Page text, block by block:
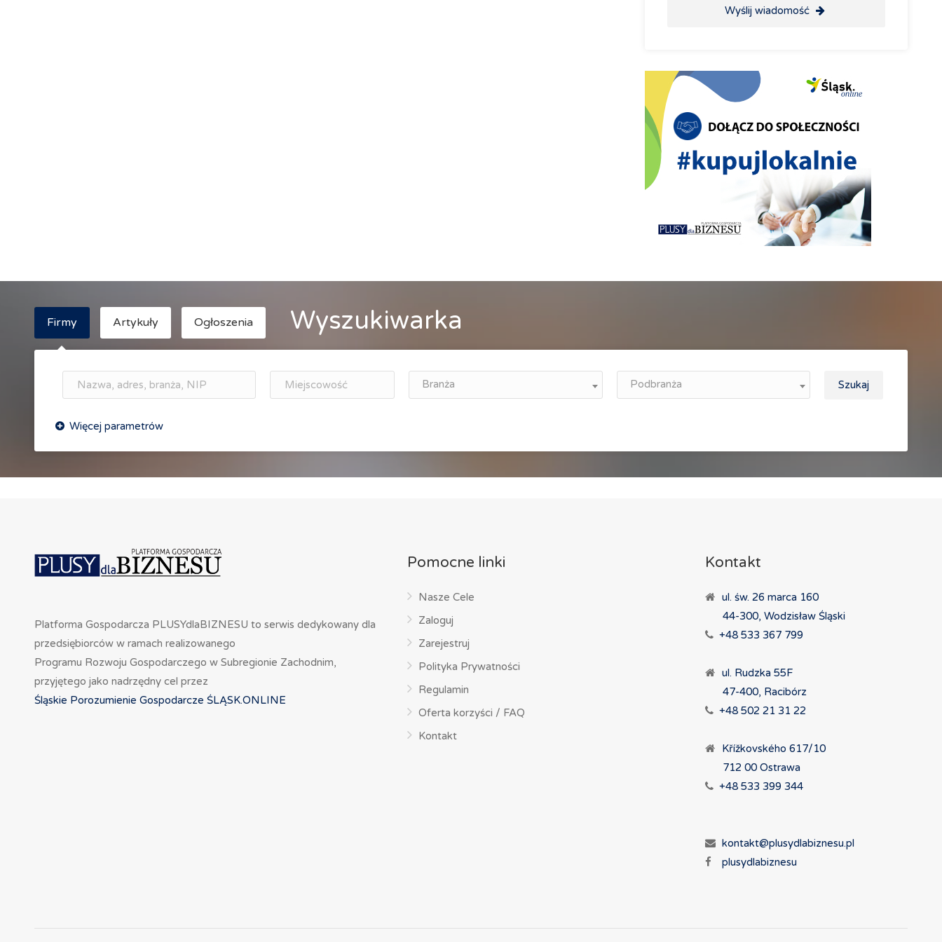
Wyślij wiadomość
Firmy Artykuły Ogłoszenia Wyszukiwarka
Branża Podbranża Szukaj
Platforma Gospodarcza PLUSYdlaBIZNESU to serwis dedykowany dla
przedsiębiorców w ramach realizowanego
Programu Rozwoju Gospodarczego w Subregionie Zachodnim,
przyjętego jako nadrzędny cel przez
Śląskie Porozumienie Gospodarcze ŚLĄSK.ONLINE
Pomocne linki
Nasze Cele
Zaloguj
Zarejestruj
Polityka Prywatności
Regulamin
Oferta korzyści / FAQ
Kontakt
Kontakt
ul. św. 26 marca 160
44-300, Wodzisław Śląski
+48 533 367 799
ul. Rudzka 55F
47-400, Racibórz
+48 502 21 31 22
Křížkovského 617/10
712 00 Ostrawa
+48 533 399 344
kontakt@plusydlabiznesu.pl
plusydlabiznesu